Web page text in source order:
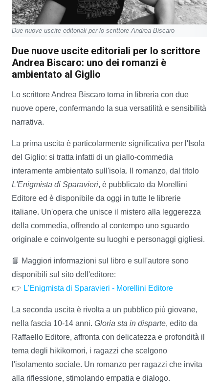
Due nuove uscite editoriali per lo scrittore Andrea Biscaro
Due nuove uscite editoriali per lo scrittore
Andrea Biscaro: uno dei romanzi è
ambientato al Giglio
Lo scrittore Andrea Biscaro torna in libreria con due
nuove opere, confermando la sua versatilità e sensibilità
narrativa.
La prima uscita è particolarmente significativa per l'Isola
del Giglio: si tratta infatti di un giallo-commedia
interamente ambientato sull'isola. Il romanzo, dal titolo
L'Enigmista di Sparavieri, è pubblicato da Morellini
Editore ed è disponibile da oggi in tutte le librerie
italiane. Un'opera che unisce il mistero alla leggerezza
della commedia, offrendo al contempo uno sguardo
originale e coinvolgente su luoghi e personaggi gigliesi.
📘 Maggiori informazioni sul libro e sull'autore sono
disponibili sul sito dell'editore:
👉 L'Enigmista di Sparavieri - Morellini Editore
La seconda uscita è rivolta a un pubblico più giovane,
nella fascia 10-14 anni. Gloria sta in disparte, edito da
Raffaello Editore, affronta con delicatezza e profondità il
tema degli hikikomori, i ragazzi che scelgono
l'isolamento sociale. Un romanzo per ragazzi che invita
alla riflessione, stimolando empatia e dialogo.